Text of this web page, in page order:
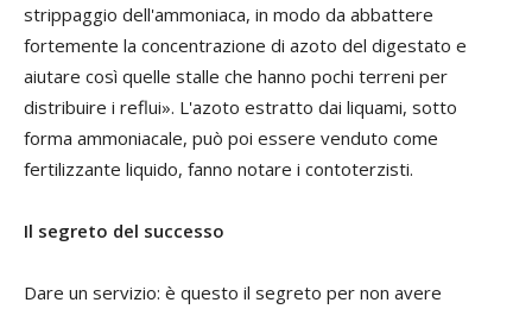
strippaggio dell'ammoniaca, in modo da abbattere
fortemente la concentrazione di azoto del digestato e
aiutare così quelle stalle che hanno pochi terreni per
distribuire i reflui». L'azoto estratto dai liquami, sotto
forma ammoniacale, può poi essere venduto come
fertilizzante liquido, fanno notare i contoterzisti.
Il segreto del successo
Dare un servizio: è questo il segreto per non avere